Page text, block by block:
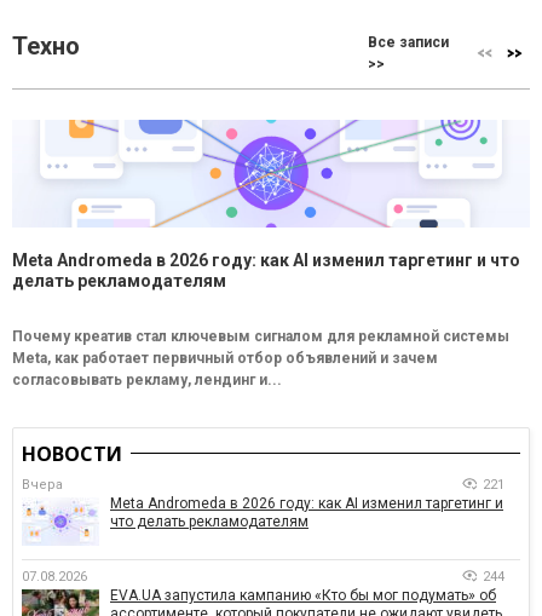
Техно
Все записи
>>
Meta Andromeda в 2026 году: как AI изменил таргетинг и что
делать рекламодателям
Почему креатив стал ключевым сигналом для рекламной системы
Meta, как работает первичный отбор объявлений и зачем
согласовывать рекламу, лендинг и...
НОВОСТИ
Вчера 221
Meta Andromeda в 2026 году: как AI изменил таргетинг и
что делать рекламодателям
07.08.2026 244
EVA.UA запустила кампанию «Кто бы мог подумать» об